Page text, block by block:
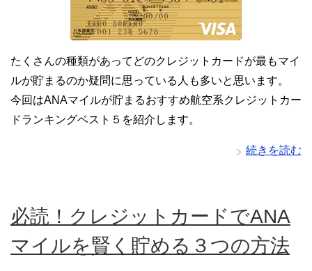
たくさんの種類があってどのクレジットカードが最もマイ
ルが貯まるのか疑問に思っている人も多いと思います。
今回はANAマイルが貯まるおすすめ航空系クレジットカー
ドランキングベスト５を紹介します。
続きを読む
必読！クレジットカードでANA
マイルを賢く貯める３つの方法